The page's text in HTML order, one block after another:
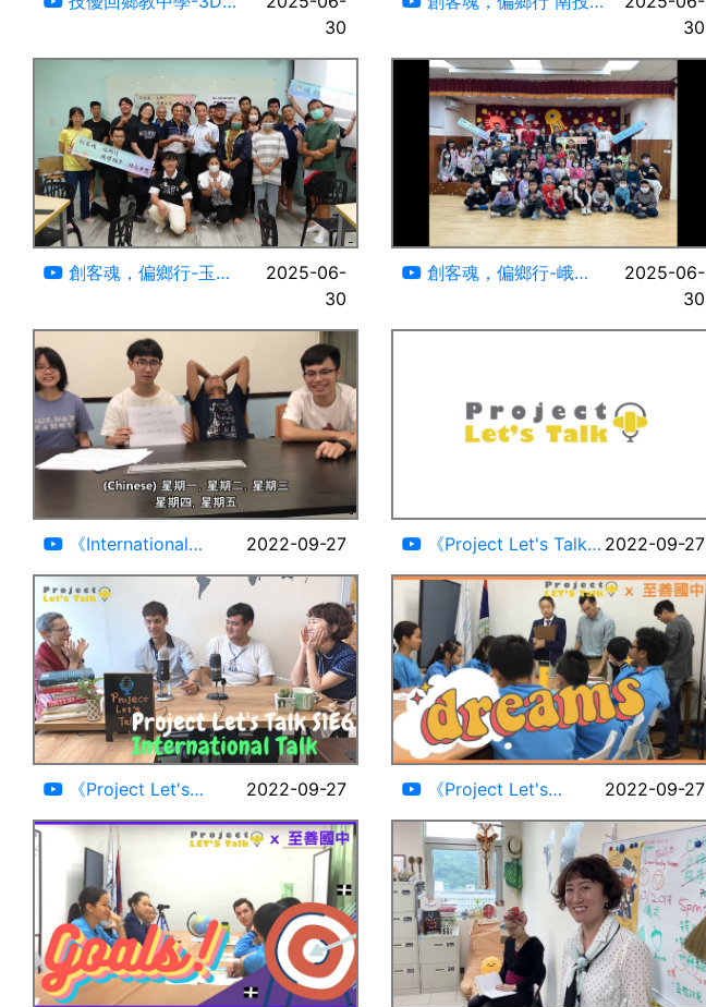
花蓮報導 2024.06.18
30
蕃薯球志工隊#
30
創客魂，偏鄉行-玉里
蕃薯球志工隊#
2025-06-
30
創客魂，偏鄉行-峨眉
蕃薯球志工隊#
2025-06-
30
《International
Tongues》
2022-09-27
《Project Let's Talk x
至善國中》 2020 Teaser
2022-09-27
《Project Let's
Talk》Cris&Tariq
S1E6(有cc字幕)
#Paraguayan#Jordanian#Taiwanese
2022-09-27
《Project Let's
Talk》Dream ft.至善國中
#Dream#EnglishSpeaking
2022-09-27